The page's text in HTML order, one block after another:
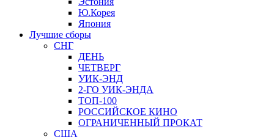
Ю.Корея
Япония
Лучшие сборы
СНГ
ДЕНЬ
ЧЕТВЕРГ
УИК-ЭНД
2-ГО УИК-ЭНДА
ТОП-100
РОССИЙСКОЕ КИНО
ОГРАНИЧЕННЫЙ ПРОКАТ
США